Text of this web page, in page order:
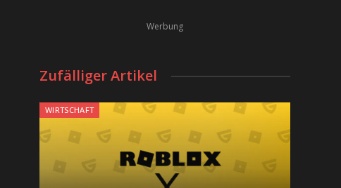
Werbung
Zufälliger Artikel
WIRTSCHAFT